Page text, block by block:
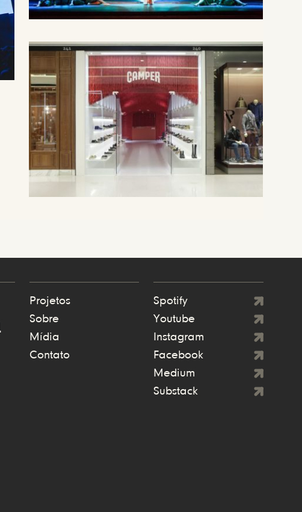
Projetos
Sobre
Mídia
Contato
Spotify
Youtube
Instagram
Facebook
Medium
Substack